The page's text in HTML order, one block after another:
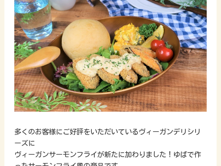
多くのお客様にご好評をいただいているヴィーガンデリシリ
ーズに
ヴィーガンサーモンフライが新たに加わりました！ゆばで作